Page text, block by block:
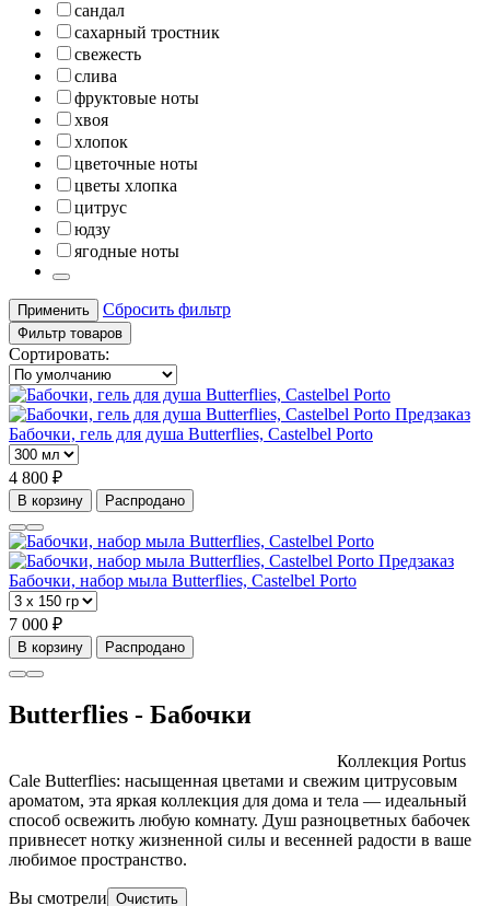
сандал
сахарный тростник
свежесть
слива
фруктовые ноты
хвоя
хлопок
цветочные ноты
цветы хлопка
цитрус
юдзу
ягодные ноты
Применить Сбросить фильтр
Фильтр товаров
Сортировать:
Предзаказ
Бабочки, гель для душа Butterflies, Castelbel Porto
4 800 ₽
В корзину Распродано
Предзаказ
Бабочки, набор мыла Butterflies, Castelbel Porto
7 000 ₽
В корзину Распродано
Butterflies - Бабочки
Коллекция Portus
Cale Butterflies: насыщенная цветами и свежим цитрусовым
ароматом, эта яркая коллекция для дома и тела — идеальный
способ освежить любую комнату. Душ разноцветных бабочек
привнесет нотку жизненной силы и весенней радости в ваше
любимое пространство.
Вы смотрели Очистить